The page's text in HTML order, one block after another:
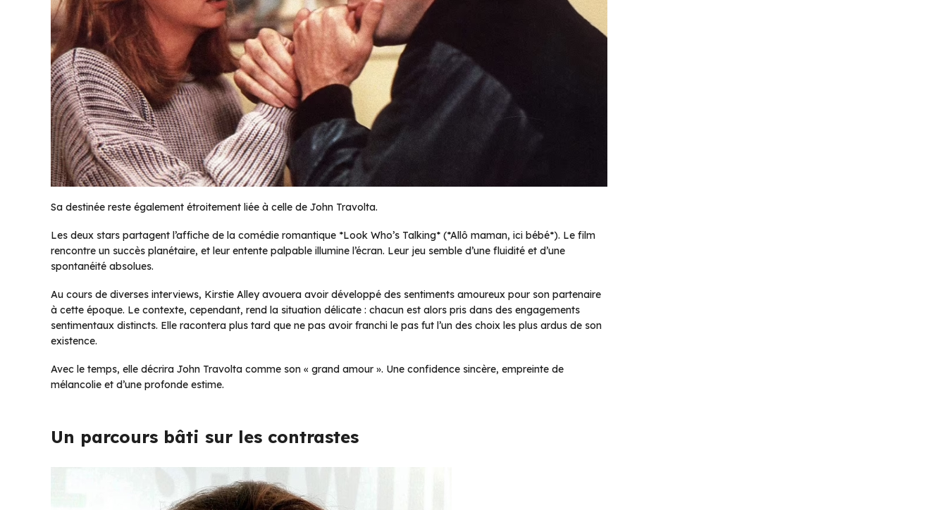
Sa destinée reste également étroitement liée à celle de John Travolta.
Les deux stars partagent l’affiche de la comédie romantique *Look Who’s Talking* (*Allô maman, ici bébé*). Le film
rencontre un succès planétaire, et leur entente palpable illumine l’écran. Leur jeu semble d’une fluidité et d’une
spontanéité absolues.
Au cours de diverses interviews, Kirstie Alley avouera avoir développé des sentiments amoureux pour son partenaire
à cette époque. Le contexte, cependant, rend la situation délicate : chacun est alors pris dans des engagements
sentimentaux distincts. Elle racontera plus tard que ne pas avoir franchi le pas fut l’un des choix les plus ardus de son
existence.
Avec le temps, elle décrira John Travolta comme son « grand amour ». Une confidence sincère, empreinte de
mélancolie et d’une profonde estime.
Un parcours bâti sur les contrastes